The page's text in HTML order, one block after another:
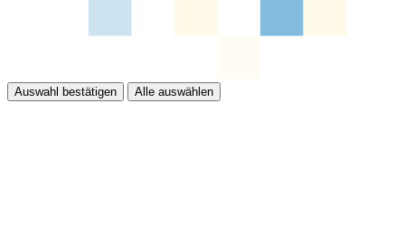
Auswahl bestätigen Alle auswählen